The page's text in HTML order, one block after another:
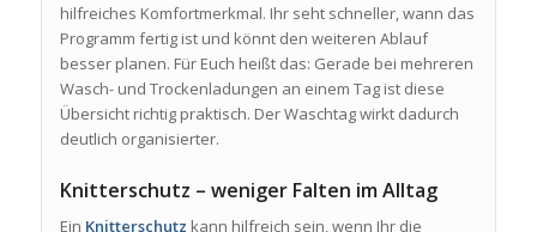
hilfreiches Komfortmerkmal. Ihr seht schneller, wann das
Programm fertig ist und könnt den weiteren Ablauf
besser planen. Für Euch heißt das: Gerade bei mehreren
Wasch- und Trockenladungen an einem Tag ist diese
Übersicht richtig praktisch. Der Waschtag wirkt dadurch
deutlich organisierter.
Knitterschutz – weniger Falten im Alltag
Ein Knitterschutz kann hilfreich sein, wenn Ihr die